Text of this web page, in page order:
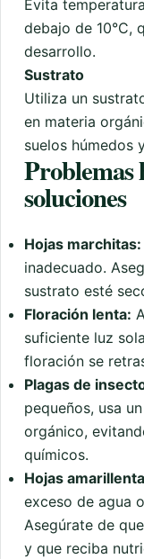
Evita
debajo de 10°C,
desarrollo.
Sustrato
Utiliza un
en materia
suelos húmedos
Problemas
soluciones
Hojas marchitas:
inadecuado.
sustrato esté
Floración lenta:
suficiente luz
floración se
Plagas de
pequeños, usa
orgánico,
químicos.
Hojas
exceso de agua
Asegúrate de
y que reciba